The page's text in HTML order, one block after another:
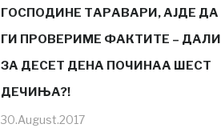
ГОСПОДИНЕ ТАРАВАРИ, АЈДЕ ДА
ГИ ПРОВЕРИМЕ ФАКТИТЕ – ДАЛИ
ЗА ДЕСЕТ ДЕНА ПОЧИНАА ШЕСТ
ДЕЧИЊА?!
30.August.2017